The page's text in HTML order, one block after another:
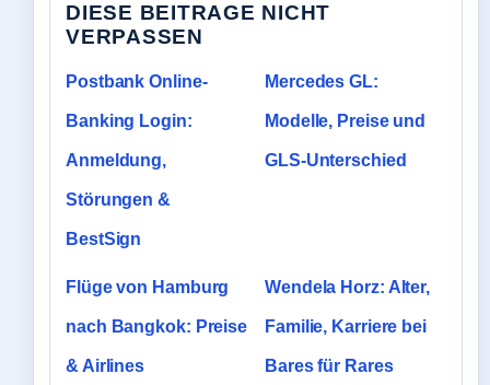
DIESE BEITRAGE NICHT
VERPASSEN
Postbank Online-
Banking Login:
Anmeldung,
Störungen &
BestSign
Mercedes GL:
Modelle, Preise und
GLS-Unterschied
Flüge von Hamburg
nach Bangkok: Preise
& Airlines
Wendela Horz: Alter,
Familie, Karriere bei
Bares für Rares